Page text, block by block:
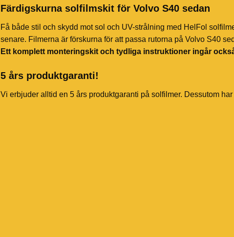
Färdigskurna solfilmskit för Volvo S40 sedan
Få både stil och skydd mot sol och UV-strålning med HelFol
senare. Filmerna är förskurna för att passa rutorna på Volvo S40
Ett komplett monteringskit och tydliga instruktioner ingår
5 års produktgaranti!
Vi erbjuder alltid en 5 års produktgaranti på solfilmer. Dessutom